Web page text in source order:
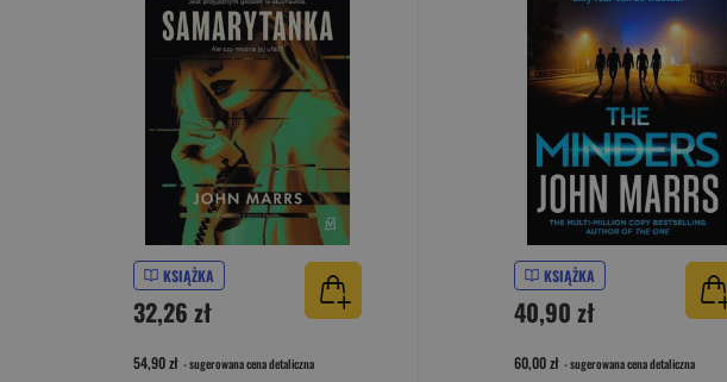
KSIĄŻKA
32,26 zł
54,90 zł - sugerowana cena detaliczna
KSIĄŻKA
40,90 zł
60,00 zł - sugerowana cena detaliczna